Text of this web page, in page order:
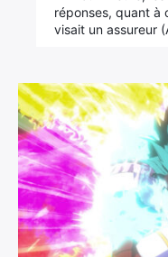
réponses, quant à
visait un assureur
Rechercher